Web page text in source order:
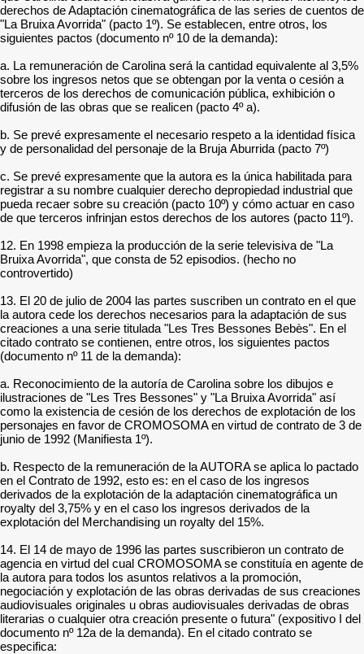
derechos de Adaptación cinematográfica de las series de cuentos de
"La Bruixa Avorrida" (pacto 1º). Se establecen, entre otros, los
siguientes pactos (documento nº 10 de la demanda):
a. La remuneración de Carolina será la cantidad equivalente al 3,5%
sobre los ingresos netos que se obtengan por la venta o cesión a
terceros de los derechos de comunicación pública, exhibición o
difusión de las obras que se realicen (pacto 4º a).
b. Se prevé expresamente el necesario respeto a la identidad física
y de personalidad del personaje de la Bruja Aburrida (pacto 7º)
c. Se prevé expresamente que la autora es la única habilitada para
registrar a su nombre cualquier derecho depropiedad industrial que
pueda recaer sobre su creación (pacto 10º) y cómo actuar en caso
de que terceros infrinjan estos derechos de los autores (pacto 11º).
12. En 1998 empieza la producción de la serie televisiva de "La
Bruixa Avorrida", que consta de 52 episodios. (hecho no
controvertido)
13. El 20 de julio de 2004 las partes suscriben un contrato en el que
la autora cede los derechos necesarios para la adaptación de sus
creaciones a una serie titulada "Les Tres Bessones Bebès". En el
citado contrato se contienen, entre otros, los siguientes pactos
(documento nº 11 de la demanda):
a. Reconocimiento de la autoría de Carolina sobre los dibujos e
ilustraciones de "Les Tres Bessones" y "La Bruixa Avorrida" así
como la existencia de cesión de los derechos de explotación de los
personajes en favor de CROMOSOMA en virtud de contrato de 3 de
junio de 1992 (Manifiesta 1º).
b. Respecto de la remuneración de la AUTORA se aplica lo pactado
en el Contrato de 1992, esto es: en el caso de los ingresos
derivados de la explotación de la adaptación cinematográfica un
royalty del 3,75% y en el caso los ingresos derivados de la
explotación del Merchandising un royalty del 15%.
14. El 14 de mayo de 1996 las partes suscribieron un contrato de
agencia en virtud del cual CROMOSOMA se constituía en agente de
la autora para todos los asuntos relativos a la promoción,
negociación y explotación de las obras derivadas de sus creaciones
audiovisuales originales u obras audiovisuales derivadas de obras
literarias o cualquier otra creación presente o futura" (expositivo I del
documento nº 12a de la demanda). En el citado contrato se
especifica: